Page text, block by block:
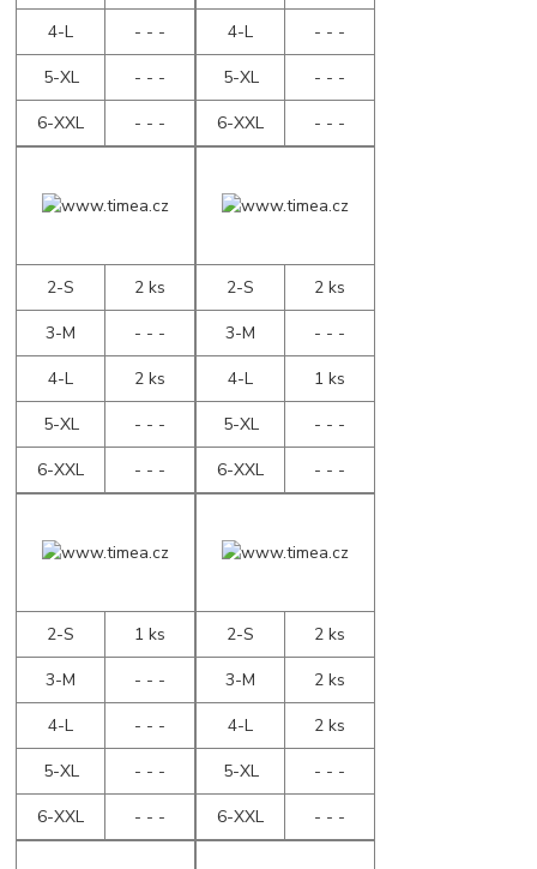
4-L
- - -
5-XL
- - -
6-XXL
- - -
4-L
- - -
5-XL
- - -
6-XXL
- - -
2-S
2 ks
3-M
- - -
4-L
2 ks
5-XL
- - -
6-XXL
- - -
2-S
2 ks
3-M
- - -
4-L
1 ks
5-XL
- - -
6-XXL
- - -
2-S
1 ks
3-M
- - -
4-L
- - -
5-XL
- - -
6-XXL
- - -
2-S
2 ks
3-M
2 ks
4-L
2 ks
5-XL
- - -
6-XXL
- - -